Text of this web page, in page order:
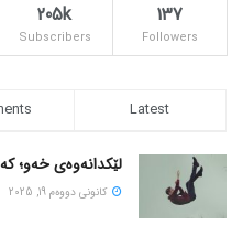
137
Followers
205k
Subscribers
Latest
لێکدانەوەی خەو؛
كانونی دووه‌م 19, 2025